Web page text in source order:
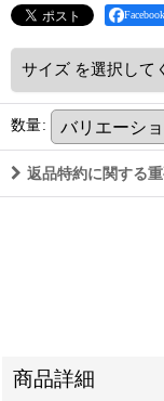
サイズ を選択して
数量:
返品特約に関する
商品詳細